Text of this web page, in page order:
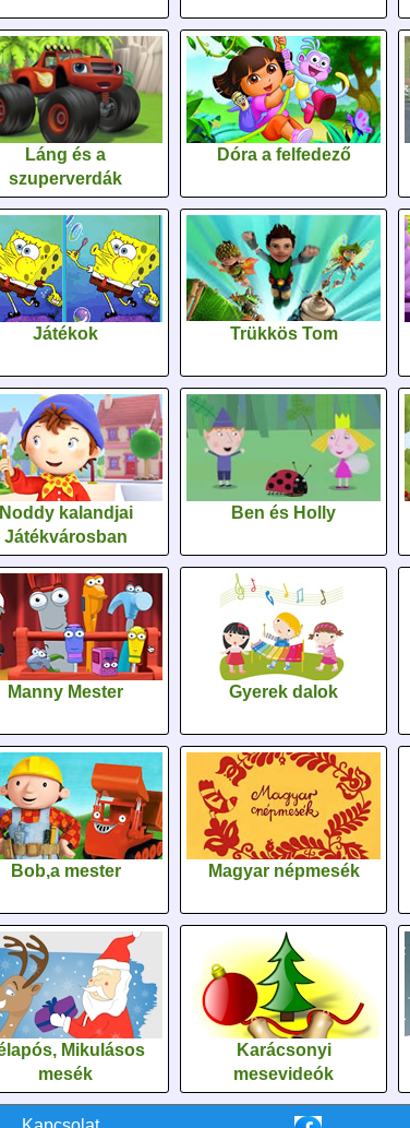
Láng és a
szuperverdák
Dóra a felfedező
Játékok Trükkös Tom
Noddy kalandjai
Játékvárosban
Ben és Holly
Manny Mester Gyerek dalok
Bob,a mester Magyar népmesék
Mikulásos
mesék
Karácsonyi
mesevideók